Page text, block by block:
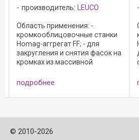
станки
фасок на
резца; -
производитель:
Область применения: -
кромкооблицовочные
Homag-аггрегат MF20 /
для закругления и
фасок на кромках из
и синтетических
Исполнение: -
передняя поверхность
подробнее
© 2010-2026